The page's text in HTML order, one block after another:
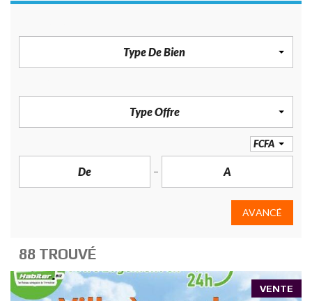
Type De Bien
Type Offre
FCFA
AVANCÉ
88 TROUVÉ
VENTE